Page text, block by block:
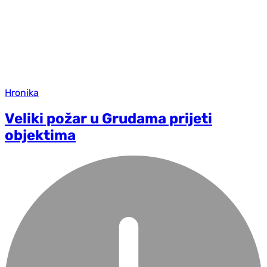
Hronika
Veliki požar u Grudama prijeti
objektima